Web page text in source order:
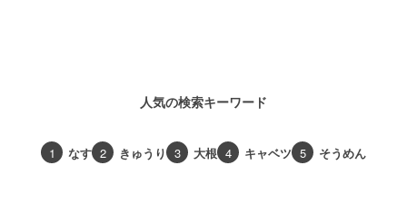
人気の検索キーワード
1 なす 2 きゅうり 3 大根 4 キャベツ 5 そうめん